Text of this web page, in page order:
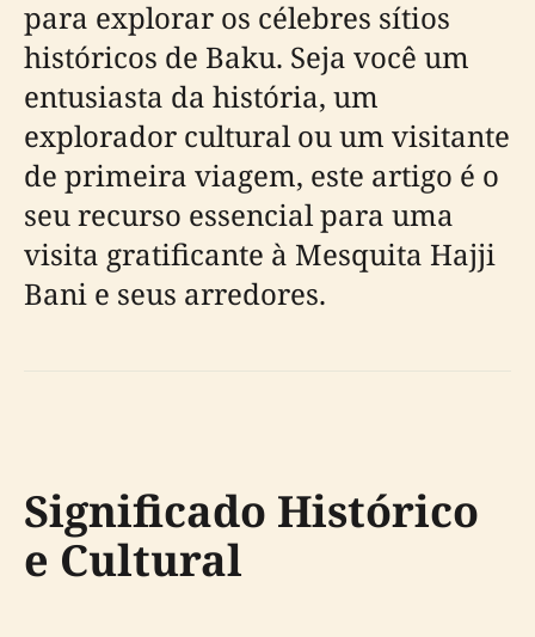
para explorar os célebres sítios
históricos de Baku. Seja você um
entusiasta da história, um
explorador cultural ou um visitante
de primeira viagem, este artigo é o
seu recurso essencial para uma
visita gratificante à Mesquita Hajji
Bani e seus arredores.
Significado Histórico
e Cultural